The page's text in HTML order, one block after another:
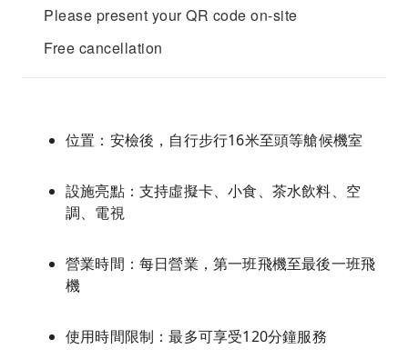
Please present your QR code on-site
Free cancellation
位置：安檢後，自行步行16米至頭等艙候機室
設施亮點：支持虛擬卡、小食、茶水飲料、空
調、電視
營業時間：每日營業，第一班飛機至最後一班飛
機
使用時間限制：最多可享受120分鐘服務